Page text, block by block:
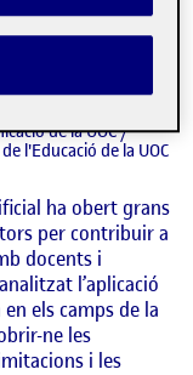
MAITE
dels Estudis
la UOC / Director de
de la UOC /
l'Educació de la UOC
ha obert grans
per contribuir a
docents i
l’aplicació
els camps de la
ne les
i les